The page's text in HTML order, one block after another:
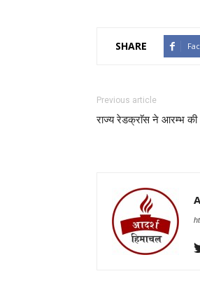
SHARE
Previous article
राज्य रेडक्राॅस ने आरम्भ की